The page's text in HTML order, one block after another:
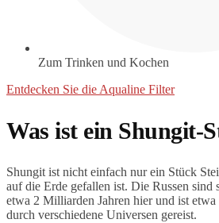
Zum Trinken und Kochen
Entdecken Sie die Aqualine Filter
Was ist ein Shungit-
Shungit ist nicht einfach nur ein Stück
auf die Erde gefallen ist. Die Russen sind
etwa 2 Milliarden Jahren hier und ist
durch verschiedene Universen gereist.